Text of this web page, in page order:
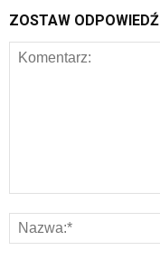
ZOSTAW ODPOWIEDŹ